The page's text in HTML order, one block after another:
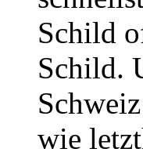
Schild
Schild.
wie